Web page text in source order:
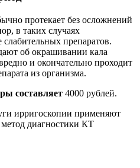
протекает без осложнений
в таких случаях
слабительных препаратов.
об окрашивании кала
и окончательно проходит
из организма.
составляет 4000 рублей.
ирригоскопии применяют
диагностики КТ